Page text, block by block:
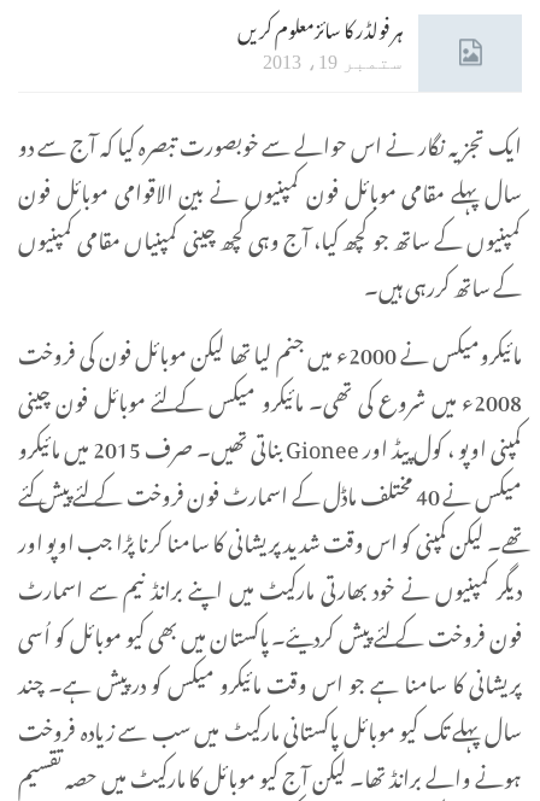
ہر فولڈر کا سائزمعلوم کریں
ستمبر 19، 2013
ایک تجزیہ نگار نے اس حوالے سے خوبصورت تبصرہ کیا کہ آج سے دو
سال پہلے مقامی موبائل فون کمپنیوں نے بین الاقوامی موبائل فون
کمپنیوں کے ساتھ جو کچھ کیا، آج وہی کچھ چینی کمپنیاں مقامی کمپنیوں
کے ساتھ کررہی ہیں۔
مائیکرومیکس نے 2000ء میں جنم لیا تھا لیکن موبائل فون کی فروخت
2008ء میں شروع کی تھی۔ مائیکرو میکس کے لئے موبائل فون چینی
کمپنی اوپو ، کول پیڈ اور Gionee بناتی تھیں۔ صرف 2015 میں مائیکرو
میکس نے 40 مختلف ماڈل کے اسمارٹ فون فروخت کے لئے پیش کئے
تھے۔ لیکن کمپنی کو اس وقت شدید پریشانی کا سامنا کرنا پڑا جب اوپو اور
دیگر کمپنیوں نے خود بھارتی مارکیٹ میں اپنے برانڈ نیم سے اسمارٹ
فون فروخت کے لئے پیش کردیئے۔ پاکستان میں بھی کیو موبائل کو اُسی
پریشانی کا سامنا ہے جو اس وقت مائیکرو میکس کو درپیش ہے۔ چند
سال پہلے تک کیو موبائل پاکستانی مارکیٹ میں سب سے زیادہ فروخت
ہونے والے برانڈ تھا۔ لیکن آج کیو موبائل کا مارکیٹ میں حصہ تقسیم